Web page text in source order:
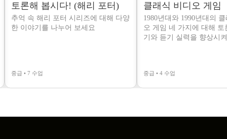
토론해 봅시다! (해리 포터)
추억 속 해리 포터 시리즈에 대해 다양
한 이야기를 나누어 보세요
중급 • 7 수업
클래식 비디오 게임
1980년대와 1990년대의
오 게임 네 가지에 대해 토
기와 듣기 실력을 향상시
중급 • 4 수업